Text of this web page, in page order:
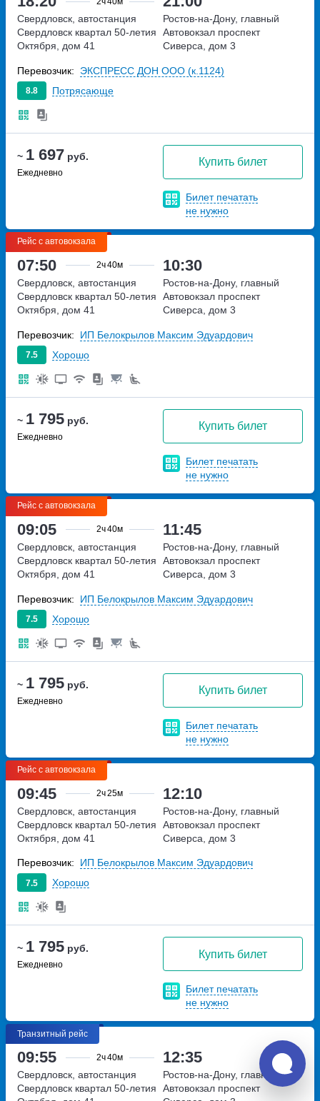
~ 1 697 руб.
Ежедневно
Купить билет
Билет печатать
не нужно
Свердловск, автостанция
Свердловск квартал 50-летия
Октября, дом 41
Ростов-на-Дону, главный
Автовокзал проспект
Сиверса, дом 3
8.8 Потрясающе
Перевозчик: ЭКСПРЕСС ДОН ООО (к.1124)
Рейс с автовокзала
07:50 2ч40м 10:30
~ 1 795 руб.
Ежедневно
Купить билет
Билет печатать
не нужно
Свердловск, автостанция
Свердловск квартал 50-летия
Октября, дом 41
Ростов-на-Дону, главный
Автовокзал проспект
Сиверса, дом 3
7.5 Хорошо
Перевозчик: ИП Белокрылов Максим Эдуардович
Рейс с автовокзала
09:05 2ч40м 11:45
~ 1 795 руб.
Ежедневно
Купить билет
Билет печатать
не нужно
Свердловск, автостанция
Свердловск квартал 50-летия
Октября, дом 41
Ростов-на-Дону, главный
Автовокзал проспект
Сиверса, дом 3
7.5 Хорошо
Перевозчик: ИП Белокрылов Максим Эдуардович
Рейс с автовокзала
09:45 2ч25м 12:10
~ 1 795 руб.
Ежедневно
Купить билет
Билет печатать
не нужно
Свердловск, автостанция
Свердловск квартал 50-летия
Октября, дом 41
Ростов-на-Дону, главный
Автовокзал проспект
Сиверса, дом 3
7.5 Хорошо
Перевозчик: ИП Белокрылов Максим Эдуардович
Транзитный рейс
09:55 2ч40м 12:35
Свердловск, автостанция
Свердловск квартал 50-летия
Ростов-на-Дону, главный
Автовокзал проспект